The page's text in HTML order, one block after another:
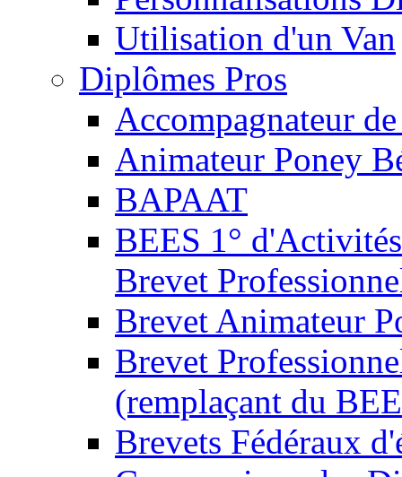
Utilisation d'un Van
Diplômes Pros
Accompagnateur
Animateur Poney
BAPAAT
BEES 1°
Brevet
Brevet Animateur
Brevet
(remplaçant du
Brevets Fédéraux